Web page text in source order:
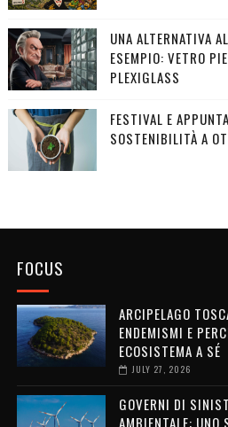
UNA ALTERNATIVA
ESEMPIO: VETRO
PLEXIGLASS
FESTIVAL E
SOSTENIBILITÀ A
FOCUS
ARCIPELAGO
ENDEMISMI E
ECOSISTEMA A SÉ
JULY 27, 2026
GOVERNI DI
AMBIENTALE: UNO